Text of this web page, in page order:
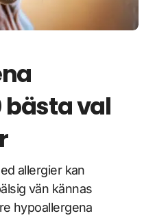
bästa val
vän kännas
hypoallergena